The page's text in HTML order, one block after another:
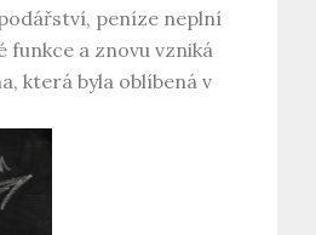
peníze neplní
funkce a znovu vzniká
která byla oblíbená v